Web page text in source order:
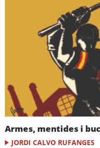
Armes, mentides i
JORDI CALVO RUFANGES